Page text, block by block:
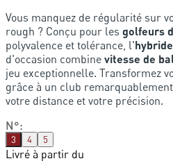
Vous manquez de régularité sur
rough ? Conçu pour les golfeurs
polyvalence et tolérance, l'
d'occasion combine vitesse de
jeu exceptionnelle. Transformez
grâce à un club
votre distance et votre précision.
N°:
3 4 5
Livré à partir du